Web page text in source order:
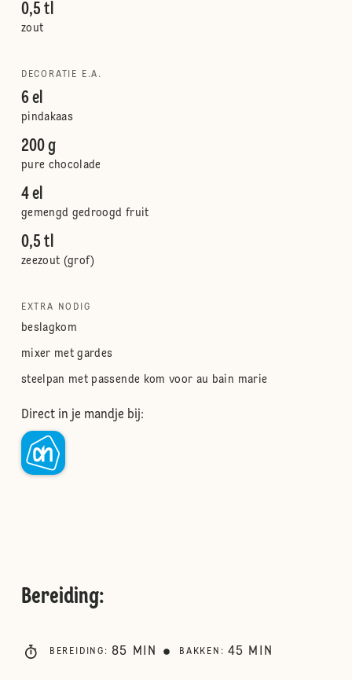
0,5 tl
zout
DECORATIE E.A.
6 el
pindakaas
200 g
pure chocolade
4 el
gemengd gedroogd fruit
0,5 tl
zeezout (grof)
EXTRA NODIG
beslagkom
mixer met gardes
steelpan met passende kom voor au bain marie
Direct in je mandje bij:
Bereiding:
BEREIDING : 85 MIN BAKKEN : 45 MIN